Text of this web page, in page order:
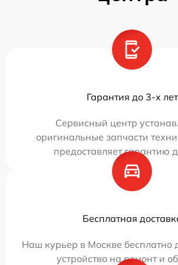
Гарантия до 3-х лет
Сервисный центр
оригинальные запчасти
предоставляет гарантию
Бесплатная
Наш курьер в Москве бесплатно
устройство на ремонт и